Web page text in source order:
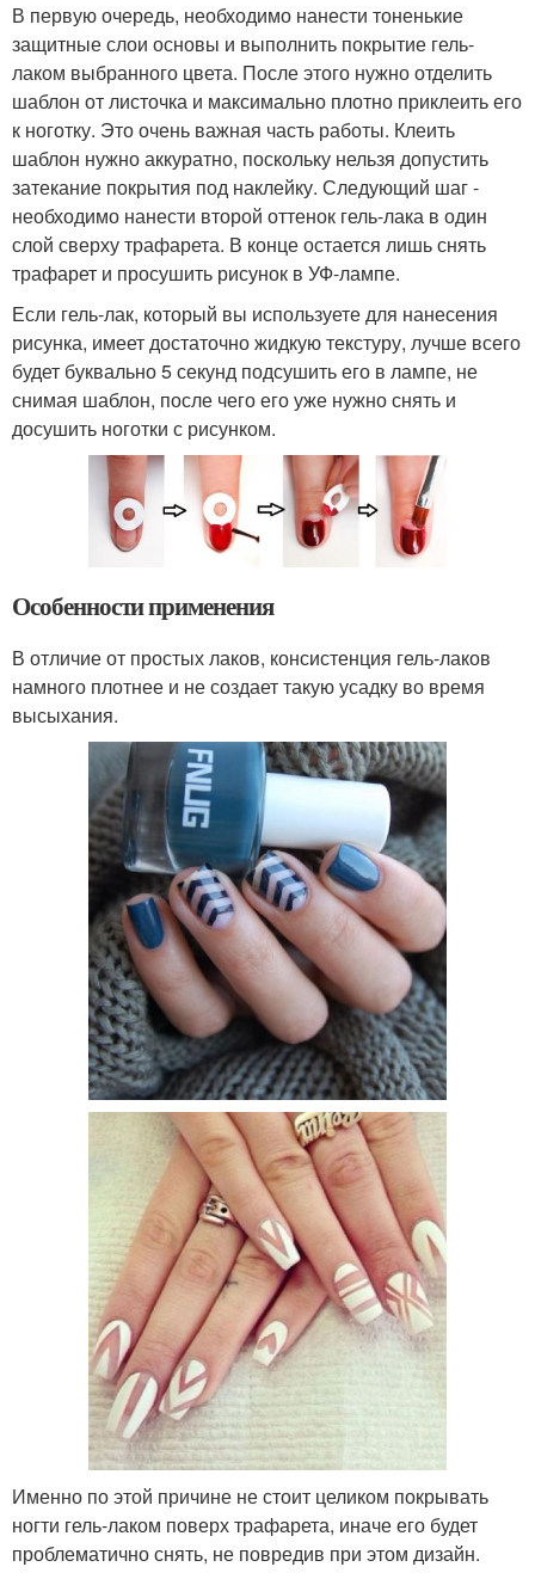
В первую очередь, необходимо нанести тоненькие
защитные слои основы и выполнить покрытие гель-
лаком выбранного цвета. После этого нужно отделить
шаблон от листочка и максимально плотно приклеить его
к ноготку. Это очень важная часть работы. Клеить
шаблон нужно аккуратно, поскольку нельзя допустить
затекание покрытия под наклейку. Следующий шаг -
необходимо нанести второй оттенок гель-лака в один
слой сверху трафарета. В конце остается лишь снять
трафарет и просушить рисунок в УФ-лампе.
Если гель-лак, который вы используете для нанесения
рисунка, имеет достаточно жидкую текстуру, лучше всего
будет буквально 5 секунд подсушить его в лампе, не
снимая шаблон, после чего его уже нужно снять и
досушить ноготки с рисунком.
Особенности применения
В отличие от простых лаков, консистенция гель-лаков
намного плотнее и не создает такую усадку во время
высыхания.
Именно по этой причине не стоит целиком покрывать
ногти гель-лаком поверх трафарета, иначе его будет
проблематично снять, не повредив при этом дизайн.